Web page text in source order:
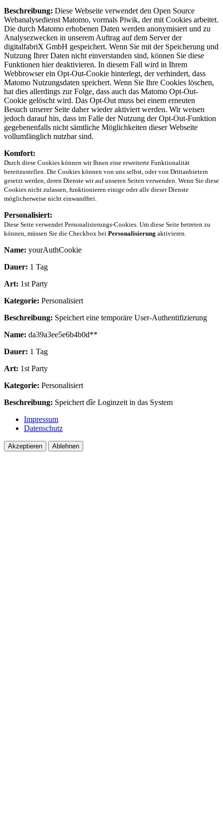
Beschreibung: Diese Webseite verwendet den Open Source
Webanalysedienst Matomo, vormals Piwik, der mit Cookies arbeitet.
Die durch Matomo erhobenen Daten werden anonymisiert und zu
Analysezwecken in unserem Auftrag auf dem Server der
digitalfabriX GmbH gespeichert. Wenn Sie mit der Speicherung und
Nutzung Ihrer Daten nicht einverstanden sind, können Sie diese
Funktionen hier deaktivieren. In diesem Fall wird in Ihrem
Webbrowser ein Opt-Out-Cookie hinterlegt, der verhindert, dass
Matomo Nutzungsdaten speichert. Wenn Sie Ihre Cookies löschen,
hat dies allerdings zur Folge, dass auch das Matomo Opt-Out-
Cookie gelöscht wird. Das Opt-Out muss bei einem erneuten
Besuch unserer Seite daher wieder aktiviert werden. Wir weisen
jedoch darauf hin, dass im Falle der Nutzung der Opt-Out-Funktion
gegebenenfalls nicht sämtliche Möglichkeiten dieser Webseite
vollumfänglich nutzbar sind.
Komfort:
Durch diese Cookies können wir Ihnen eine erweiterte Funktionalität
bereitzustellen. Die Cookies können von uns selbst, oder von Drittanbietern
gesetzt werden, deren Dienste wir auf unseren Seiten verwenden. Wenn Sie diese
Cookies nicht zulassen, funktionieren einige oder alle dieser Dienste
möglicherweise nicht einwandfrei.
Personalisiert:
Diese Seite verwendet Personalisierungs-Cookies. Um diese Seite betreten zu
können, müssen Sie die Checkbox bei Personalisierung aktivieren.
Name: yourAuthCookie
Dauer: 1 Tag
Art: 1st Party
Kategorie: Personalisiert
Beschreibung: Speichert eine temporäre User-Authentifizierung
Name: da39a3ee5e6b4b0d**
Dauer: 1 Tag
Art: 1st Party
Kategorie: Personalisiert
Beschreibung: Speichert dîe Loginzeit in das System
Impressum
Datenschutz
Akzeptieren Ablehnen